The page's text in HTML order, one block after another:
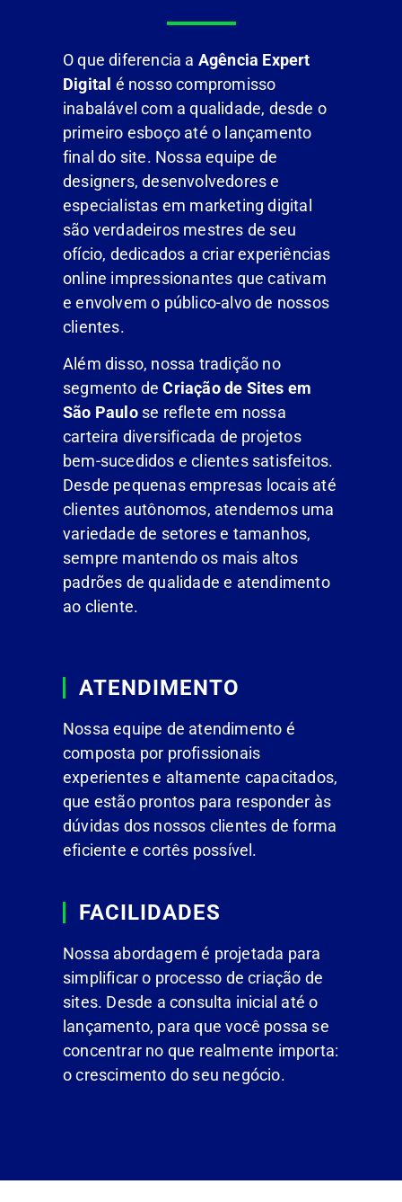
O que diferencia a Agência Expert
Digital é nosso compromisso
inabalável com a qualidade, desde o
primeiro esboço até o lançamento
final do site. Nossa equipe de
designers, desenvolvedores e
especialistas em marketing digital
são verdadeiros mestres de seu
ofício, dedicados a criar experiências
online impressionantes que cativam
e envolvem o público-alvo de nossos
clientes.
Além disso, nossa tradição no
segmento de Criação de Sites em
São Paulose reflete em nossa
carteira diversificada de projetos
bem-sucedidos e clientes satisfeitos.
Desde pequenas empresas locais até
clientes autônomos, atendemos uma
variedade de setores e tamanhos,
sempre mantendo os mais altos
padrões de qualidade e atendimento
ao cliente.
ATENDIMENTO
Nossa equipe de atendimento é
composta por profissionais
experientes e altamente capacitados,
que estão prontos para responder às
dúvidas dos nossos clientes de forma
eficiente e cortês possível.
FACILIDADES
Nossa abordagem é projetada para
simplificar o processo de criação de
sites. Desde a consulta inicial até o
lançamento, para que você possa se
concentrar no que realmente importa:
o crescimento do seu negócio.